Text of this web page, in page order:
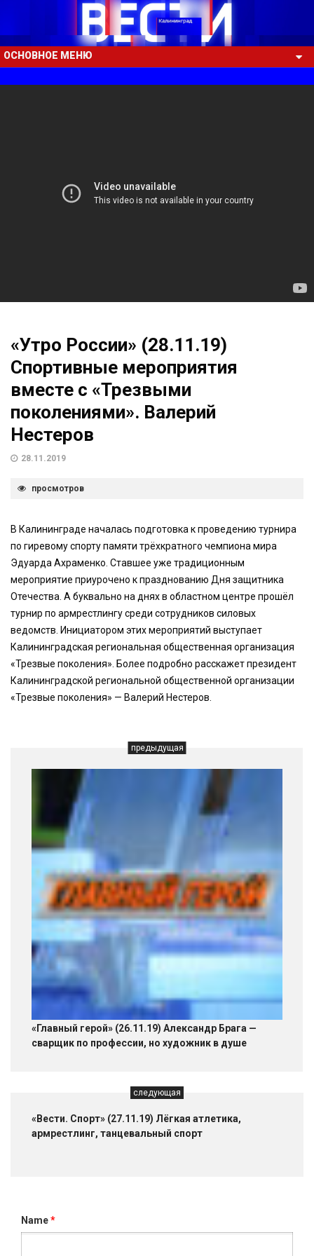
ОСНОВНОЕ МЕНЮ
«Утро России» (28.11.19)
Спортивные мероприятия
вместе с «Трезвыми
поколениями». Валерий
Нестеров
28.11.2019
просмотров
В Калининграде началась подготовка к проведению турнира
по гиревому спорту памяти трёхкратного чемпиона мира
Эдуарда Ахраменко. Ставшее уже традиционным
мероприятие приурочено к празднованию Дня защитника
Отечества. А буквально на днях в областном центре прошёл
турнир по армрестлингу среди сотрудников силовых
ведомств. Инициатором этих мероприятий выступает
Калининградская региональная общественная организация
«Трезвые поколения». Более подробно расскажет президент
Калининградской региональной общественной организации
«Трезвые поколения» — Валерий Нестеров.
предыдущая
«Главный герой» (26.11.19) Александр Брага —
сварщик по профессии, но художник в душе
следующая
«Вести. Спорт» (27.11.19) Лёгкая атлетика,
армрестлинг, танцевальный спорт
Name*